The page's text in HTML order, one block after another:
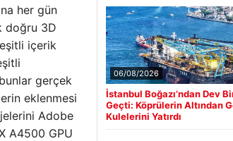
her gün
doğru 3D
içerik
gerçek
eklenmesi
Adobe
A4500 GPU
06/08/2026
İstanbul Boğazı’ndan Dev
Geçti: Köprülerin Altından
Kulelerini Yatırdı